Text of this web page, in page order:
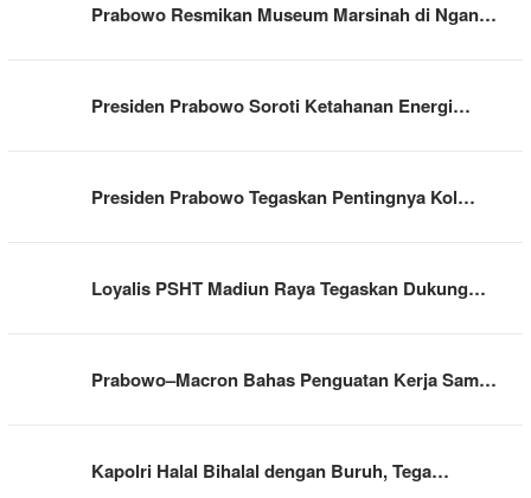
Prabowo Resmikan Museum Marsinah di Ngan…
Presiden Prabowo Soroti Ketahanan Energi…
Presiden Prabowo Tegaskan Pentingnya Kol…
Loyalis PSHT Madiun Raya Tegaskan Dukung…
Prabowo–Macron Bahas Penguatan Kerja Sam…
Kapolri Halal Bihalal dengan Buruh, Tega…